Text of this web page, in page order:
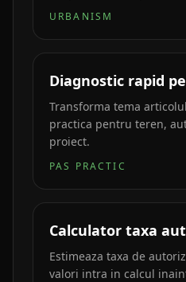
URBANISM
Diagnostic rapid
Transforma tema
practica pentru teren,
proiect.
PAS PRACTIC
Calculator taxa
Estimeaza taxa de
valori intra in calcul